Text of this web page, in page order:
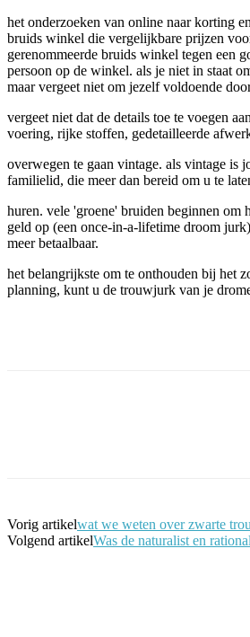
het onderzoeken van online naar korting
bruids winkel die vergelijkbare prijzen
gerenommeerde bruids winkel tegen een
persoon op de winkel. als je niet in staat
maar vergeet niet om jezelf voldoende
vergeet niet dat de details toe te voegen
voering, rijke stoffen, gedetailleerde
overwegen te gaan vintage. als vintage is
familielid, die meer dan bereid om u te
huren. vele 'groene' bruiden beginnen
geld op (een once-in-a-lifetime droom
meer betaalbaar.
het belangrijkste om te onthouden bij het
planning, kunt u de trouwjurk van je
Vorig artikelwat we weten over zwarte
Volgend artikelWas de naturalist en